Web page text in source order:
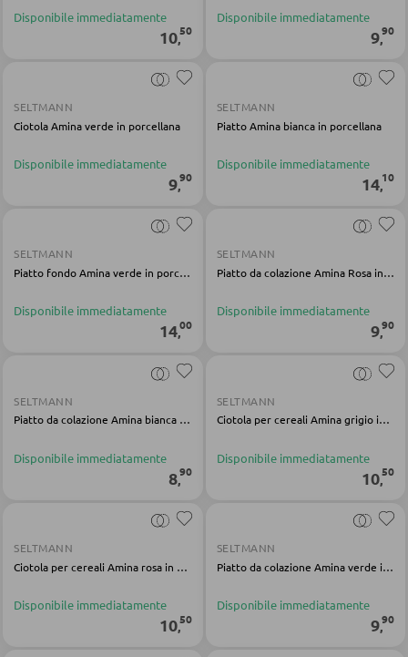
Armadietti bagno
Lavabi e rubinetteria
Specchi da bagno
APPENDIABITI
Pannello appendiabiti
Appendiabiti a parete
Specchio da ingresso
Servimuti
Appendiabiti a stendino
Linee quardaroba
Disponibile immediatamente
10,50
Disponibile immediatamente
9,90
SELTMANN
Ciotola Amina verde in porcellana
Disponibile immediatamente
9,90
SELTMANN
Piatto Amina bianca in porcellana
Disponibile immediatamente
14,10
SELTMANN
Piatto fondo Amina verde in porcellana
Disponibile immediatamente
14,00
SELTMANN
Piatto da colazione Amina Rosa in porcellana
Disponibile immediatamente
9,90
SELTMANN
Piatto da colazione Amina bianca Porcellana
Disponibile immediatamente
8,90
SELTMANN
Ciotola per cereali Amina grigio in porcellana
Disponibile immediatamente
10,50
SELTMANN
Ciotola per cereali Amina rosa in porcellana
Disponibile immediatamente
10,50
SELTMANN
Piatto da colazione Amina verde in porcellana
Disponibile immediatamente
9,90